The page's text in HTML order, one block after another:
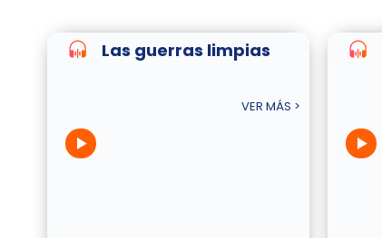
Las guerras limpias
VER MÁS >